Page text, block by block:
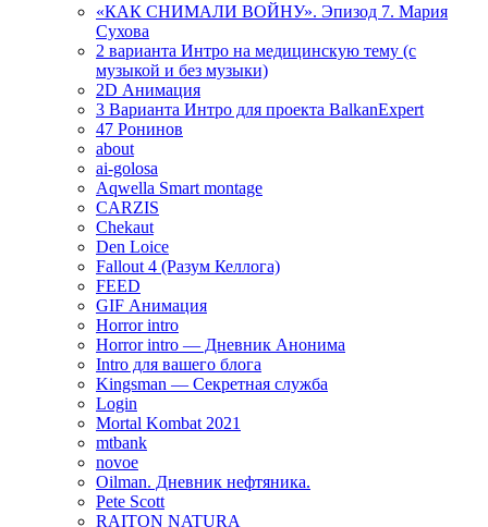
«КАК СНИМАЛИ ВОЙНУ». Эпизод 7. Мария
Сухова
2 варианта Интро на медицинскую тему (с
музыкой и без музыки)
2D Анимация
3 Варианта Интро для проекта BalkanExpert
47 Ронинов
about
ai-golosa
Aqwella Smart montage
CARZIS
Chekaut
Den Loice
Fallout 4 (Разум Келлога)
FEED
GIF Анимация
Horror intro
Horror intro — Дневник Анонима
Intro для вашего блога
Kingsman — Секретная служба
Login
Mortal Kombat 2021
mtbank
novoe
Oilman. Дневник нефтяника.
Pete Scott
RAITON NATURA